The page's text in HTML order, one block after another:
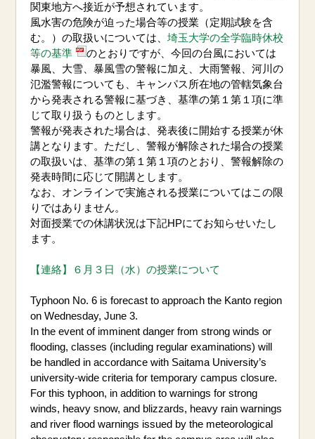
関東地方へ接近が予想されています。
風水害の危険が迫った場合等の授業（定期試験を含
む。）の取扱いについては、埼玉大学の全学臨時休校
等の基準
のとおりですが、今回の台風においては
暴風、大雪、暴風雪の警報に加え、大雨警報、河川の
氾濫警報についても、キャンパス所在地の管轄気象台
から発表される警報に基づき、基準の第１第１項に準
じて取り扱うものとします。
警報が発表された場合は、発表後に開始する授業が休
講となります。ただし、警報が解除された場合の授業
の取扱いは、基準の第１第１項のとおり、警報解除の
発表時間に応じて開講とします。
なお、オンラインで実施される授業についてはこの限
りではありません。
対面授業での休講状況は下記HPにてお知らせいたし
ます。
【連絡】６月３日（水）の授業について
Typhoon No. 6 is forecast to approach the Kanto region
on Wednesday, June 3.
In the event of imminent danger from strong winds or
flooding, classes (including regular examinations) will
be handled in accordance with Saitama University’s
university-wide criteria for temporary campus closure.
For this typhoon, in addition to warnings for strong
winds, heavy snow, and blizzards, heavy rain warnings
and river flood warnings issued by the meteorological